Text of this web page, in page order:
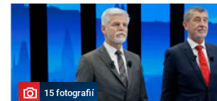
15 fotografií